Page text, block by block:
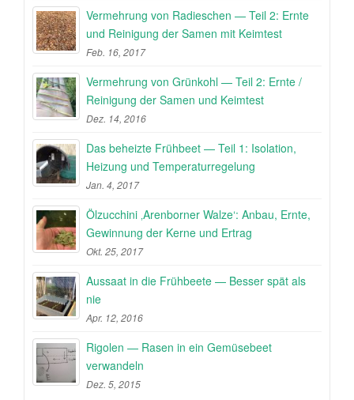
Vermehrung von Radieschen — Teil 2: Ernte
und Reinigung der Samen mit Keimtest
Feb. 16, 2017
Vermehrung von Grünkohl — Teil 2: Ernte /
Reinigung der Samen und Keimtest
Dez. 14, 2016
Das beheizte Frühbeet — Teil 1: Isolation,
Heizung und Temperaturregelung
Jan. 4, 2017
Ölzucchini ‚Arenborner Walze‘: Anbau, Ernte,
Gewinnung der Kerne und Ertrag
Okt. 25, 2017
Aussaat in die Frühbeete — Besser spät als
nie
Apr. 12, 2016
Rigolen — Rasen in ein Gemüsebeet
verwandeln
Dez. 5, 2015